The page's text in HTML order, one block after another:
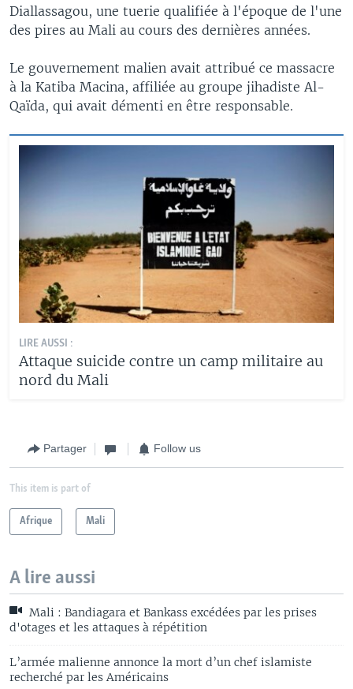
Diallassagou, une tuerie qualifiée à l'époque de l'une
des pires au Mali au cours des dernières années.
Le gouvernement malien avait attribué ce massacre
à la Katiba Macina, affiliée au groupe jihadiste Al-
Qaïda, qui avait démenti en être responsable.
LIRE AUSSI :
Attaque suicide contre un camp militaire au
nord du Mali
Partager Follow us
This item is part of
Afrique Mali
A lire aussi
Mali : Bandiagara et Bankass excédées par les prises
d'otages et les attaques à répétition
L’armée malienne annonce la mort d’un chef islamiste
recherché par les Américains